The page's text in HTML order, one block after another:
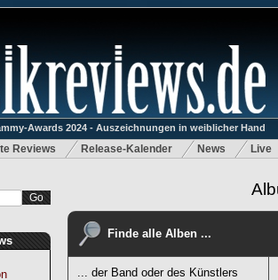
Awards 2024 - Auszeichnungen in weiblicher Hand
Reviews Release-Kalender News Live
Finde alle Alben ...
... der Band oder des Künstlers